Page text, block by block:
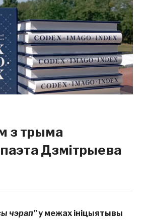
з трыма
паэта Дзмітрыева
чэрап”у межах ініцыятывы